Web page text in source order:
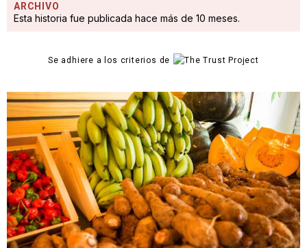
ARCHIVO
Esta historia fue publicada hace más de 10 meses.
Se adhiere a los criterios de